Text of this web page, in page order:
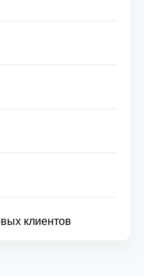
клиентов